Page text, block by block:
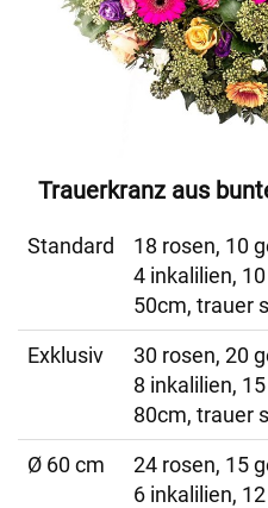
Trauerkranz aus
Standard
18 rosen, 10
4 inkalilien,
50cm, trauer
Exklusiv
30 rosen, 20
8 inkalilien,
80cm, trauer
Ø 60 cm
24 rosen, 15
6 inkalilien,